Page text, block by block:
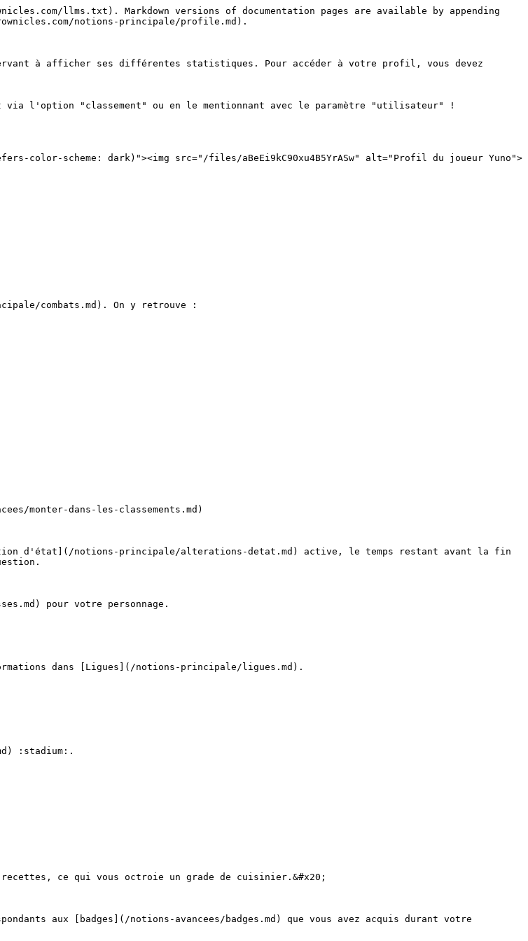
llms.txt). Markdown versions of documentation pages are available by appending
notions-principale/profile.md).
servant à afficher ses différentes statistiques. Pour accéder à votre profil, vous devez
l'option "classement" ou en le mentionnant avec le paramètre "utilisateur" !
color-scheme: dark)"><img src="/files/aBeEi9kC90xu4B5YrASw" alt="Profil du joueur Yuno">
combats.md). On y retrouve :
monter-dans-les-classements.md)
d'état](/notions-principale/alterations-detat.md) active, le temps restant avant la fin
pour votre personnage.
dans [Ligues](/notions-principale/ligues.md).
:stadium:.
ce qui vous octroie un grade de cuisinier.&#x20;
aux [badges](/notions-avancees/badges.md) que vous avez acquis durant votre